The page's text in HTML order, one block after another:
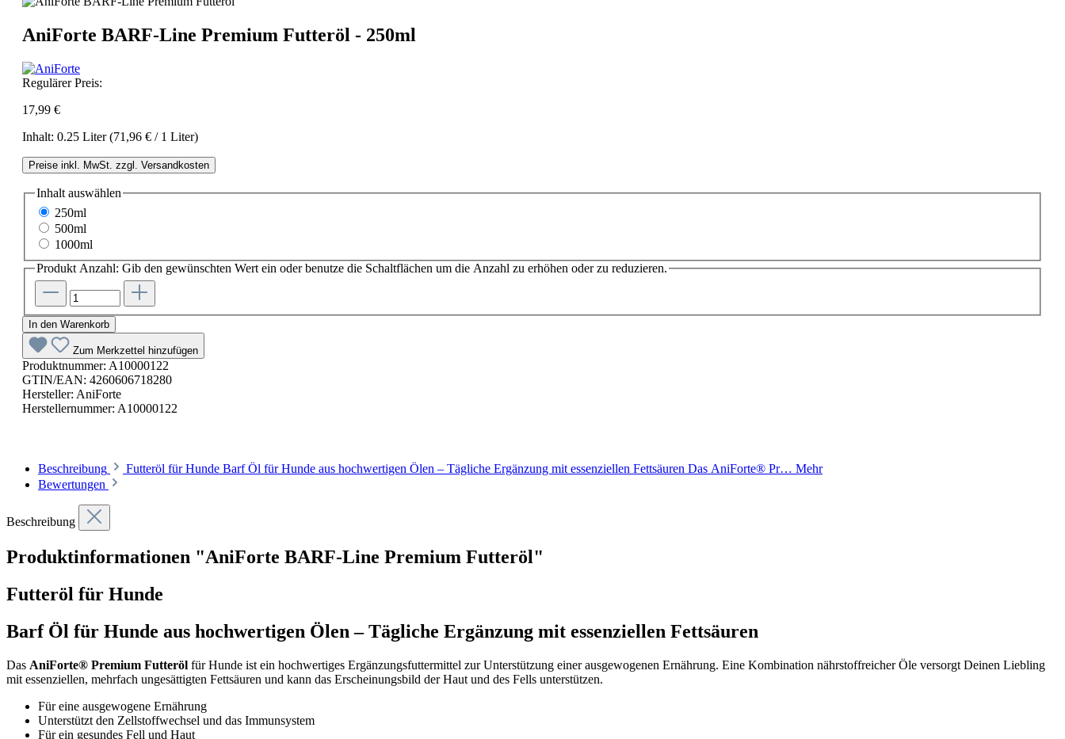
AniForte BARF-Line Premium Futteröl - 250ml
Regulärer Preis:
17,99 €
Inhalt: 0.25 Liter(71,96 € / 1 Liter)
Preise inkl. MwSt. zzgl. Versandkosten
Inhalt auswählen
250ml
500ml
1000ml
Produkt Anzahl: Gib den gewünschten Wert ein oder benutze die Schaltflächen um die Anzahl zu erhöhen oder zu reduzieren.
In den Warenkorb
Zum Merkzettel hinzufügen
Produktnummer: A10000122
GTIN/EAN: 4260606718280
Hersteller: AniForte
Herstellernummer: A10000122
Beschreibung Futteröl für Hunde Barf Öl für Hunde aus hochwertigen Ölen – Tägliche Ergänzung mit essenziellen Fettsäuren Das AniForte® Pr… Mehr
Bewertungen
Beschreibung
Produktinformationen "AniForte BARF-Line Premium Futteröl"
Futteröl für Hunde
Barf Öl für Hunde aus hochwertigen Ölen – Tägliche Ergänzung mit essenziellen Fettsäuren
Das AniForte® Premium Futteröl für Hunde ist ein hochwertiges Ergänzungsfuttermittel zur Unterstützung einer ausgewogenen Ernährung. Eine Kombination nährstoffreicher Öle versorgt Deinen Liebling
mit essenziellen, mehrfach ungesättigten Fettsäuren und kann das Erscheinungsbild der Haut und des Fells unterstützen.
Für eine ausgewogene Ernährung
Unterstützt den Zellstoffwechsel und das Immunsystem
Für ein gesundes Fell und Haut